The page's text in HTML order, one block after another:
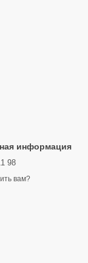
информация
98
вам?